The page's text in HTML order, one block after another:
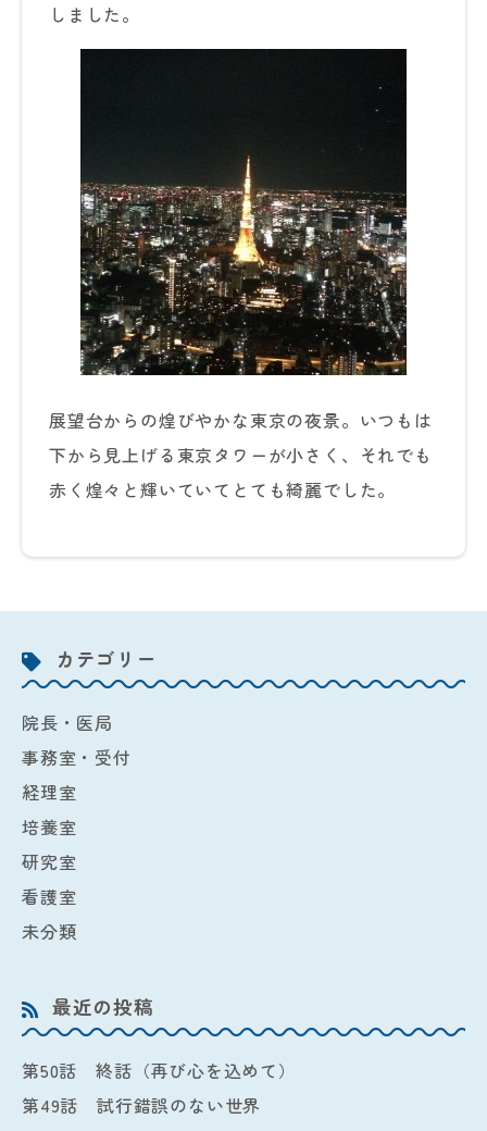
しました。
展望台からの煌びやかな東京の夜景。いつもは
下から見上げる東京タワーが小さく、それでも
赤く煌々と輝いていてとても綺麗でした。
カテゴリー
院長・医局
事務室・受付
経理室
培養室
研究室
看護室
未分類
最近の投稿
第50話 終話（再び心を込めて）
第49話 試行錯誤のない世界